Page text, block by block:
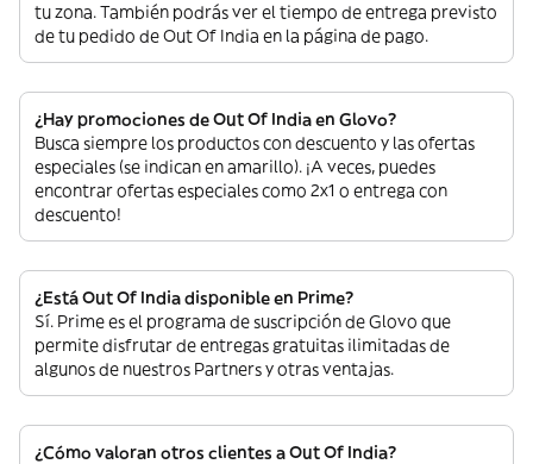
tu zona. También podrás ver el tiempo de entrega previsto
de tu pedido de Out Of India en la página de pago.
¿Hay promociones de Out Of India en Glovo?
Busca siempre los productos con descuento y las ofertas
especiales (se indican en amarillo). ¡A veces, puedes
encontrar ofertas especiales como 2x1 o entrega con
descuento!
¿Está Out Of India disponible en Prime?
Sí. Prime es el programa de suscripción de Glovo que
permite disfrutar de entregas gratuitas ilimitadas de
algunos de nuestros Partners y otras ventajas.
¿Cómo valoran otros clientes a Out Of India?